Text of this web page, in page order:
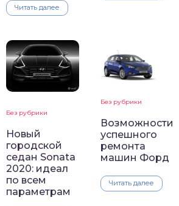
Читать далее
Без рубрики
Новый
городской
седан Sonata
2020: идеал
по всем
параметрам
Без рубрики
Возможности
успешного
ремонта
машин Форд
Читать далее